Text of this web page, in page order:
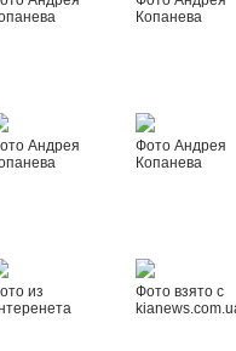
Копанева
Андрея
Фото Андрея
Копанева
из
Фото взято с